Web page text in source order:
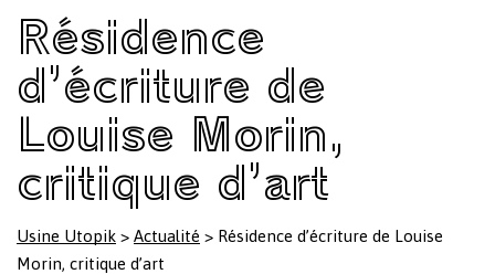
Résidence
d’écriture de
Louise Morin,
critique d’art
Usine Utopik > Actualité > Résidence d’écriture de Louise
Morin, critique d’art